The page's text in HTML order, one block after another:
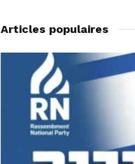
Articles populaires